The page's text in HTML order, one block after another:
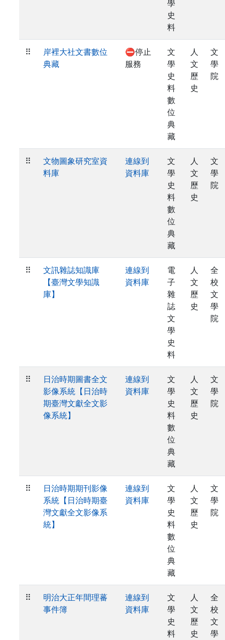
學
史
料
⠿
岸裡大社文書數位
典藏
⛔停止
服務
文
學
史
料
數
位
典
藏
人
文
歷
史
文
學
院
⠿
文物圖象研究室資
料庫
連線到
資料庫
文
學
史
料
數
位
典
藏
人
文
歷
史
文
學
院
⠿
文訊雜誌知識庫
【臺灣文學知識
庫】
連線到
資料庫
電
子
雜
誌
文
學
史
料
人
文
歷
史
全
校
文
學
院
⠿
日治時期圖書全文
影像系統【日治時
期臺灣文獻全文影
像系統】
連線到
資料庫
文
學
史
料
數
位
典
藏
人
文
歷
史
文
學
院
⠿
日治時期期刊影像
系統【日治時期臺
灣文獻全文影像系
統】
連線到
資料庫
文
學
史
料
數
位
典
藏
人
文
歷
史
文
學
院
⠿
明治大正年間理蕃
事件簿
連線到
資料庫
文
學
史
料
人
文
歷
史
全
校
文
學